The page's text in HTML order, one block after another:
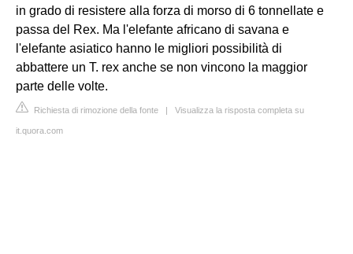
in grado di resistere alla forza di morso di 6 tonnellate e
passa del Rex. Ma l'elefante africano di savana e
l'elefante asiatico hanno le migliori possibilità di
abbattere un T. rex anche se non vincono la maggior
parte delle volte.
Richiesta di rimozione della fonte | Visualizza la risposta completa su
it.quora.com